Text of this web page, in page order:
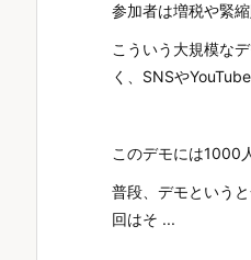
参加者は増税や緊
こういう大規模な
く、SNSや
このデモには1000
普段、デモという
回はそ ...